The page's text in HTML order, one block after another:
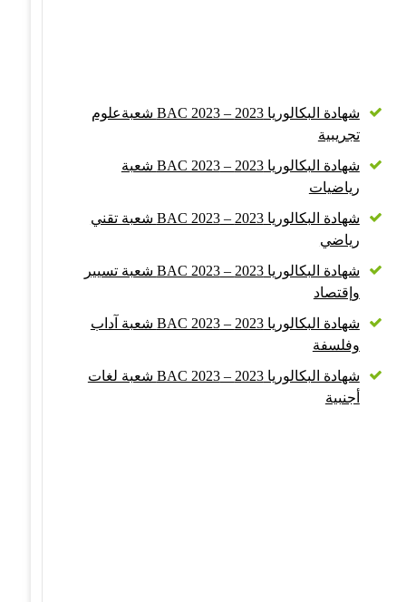
شهادة البكالوريا 2023 – BAC 2023 شعبةعلوم
تجريبية
شهادة البكالوريا 2023 – BAC 2023 شعبة
رياضيات
شهادة البكالوريا 2023 – BAC 2023 شعبة تقني
رياضي
شهادة البكالوريا 2023 – BAC 2023 شعبة تسيير
وإقتصاد
شهادة البكالوريا 2023 – BAC 2023 شعبة آداب
وفلسفة
شهادة البكالوريا 2023 – BAC 2023 شعبة لغات
أجنبية